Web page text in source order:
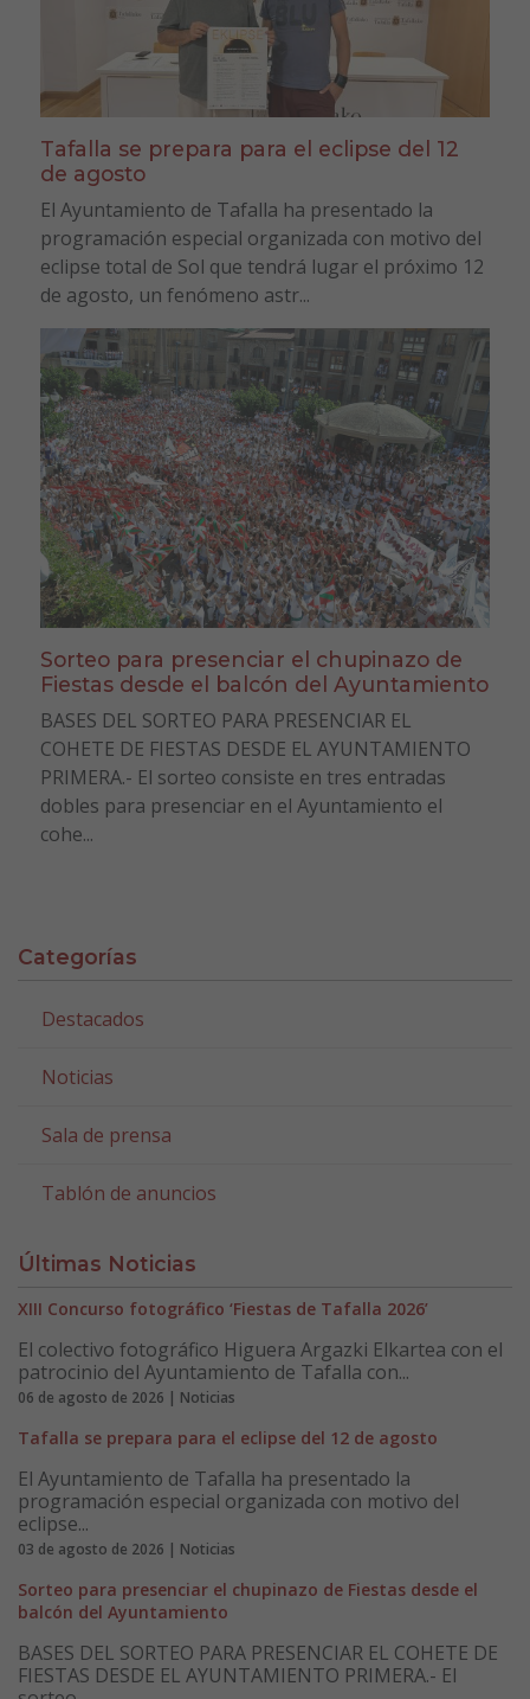
Tafalla se prepara para el eclipse del 12
de agosto
El Ayuntamiento de Tafalla ha presentado la
programación especial organizada con motivo del
eclipse total de Sol que tendrá lugar el próximo 12
de agosto, un fenómeno astr...
Sorteo para presenciar el chupinazo de
Fiestas desde el balcón del Ayuntamiento
BASES DEL SORTEO PARA PRESENCIAR EL
COHETE DE FIESTAS DESDE EL AYUNTAMIENTO
PRIMERA.- El sorteo consiste en tres entradas
dobles para presenciar en el Ayuntamiento el
cohe...
Categorías
Destacados
Noticias
Sala de prensa
Tablón de anuncios
Últimas Noticias
XIII Concurso fotográfico ‘Fiestas de Tafalla 2026’
El colectivo fotográfico Higuera Argazki Elkartea con el
patrocinio del Ayuntamiento de Tafalla con...
06 de agosto de 2026 | Noticias
Tafalla se prepara para el eclipse del 12 de agosto
El Ayuntamiento de Tafalla ha presentado la
programación especial organizada con motivo del
eclipse...
03 de agosto de 2026 | Noticias
Sorteo para presenciar el chupinazo de Fiestas desde el
balcón del Ayuntamiento
BASES DEL SORTEO PARA PRESENCIAR EL COHETE DE
FIESTAS DESDE EL AYUNTAMIENTO PRIMERA.- El